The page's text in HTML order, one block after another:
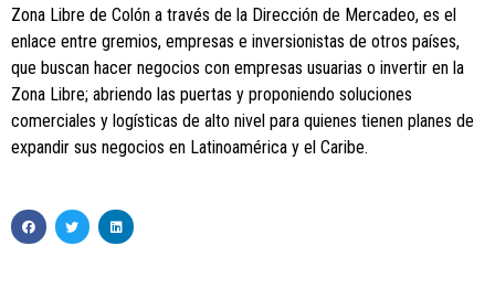
Zona Libre de Colón a través de la Dirección de Mercadeo, es el
enlace entre gremios, empresas e inversionistas de otros países,
que buscan hacer negocios con empresas usuarias o invertir en la
Zona Libre; abriendo las puertas y proponiendo soluciones
comerciales y logísticas de alto nivel para quienes tienen planes de
expandir sus negocios en Latinoamérica y el Caribe.